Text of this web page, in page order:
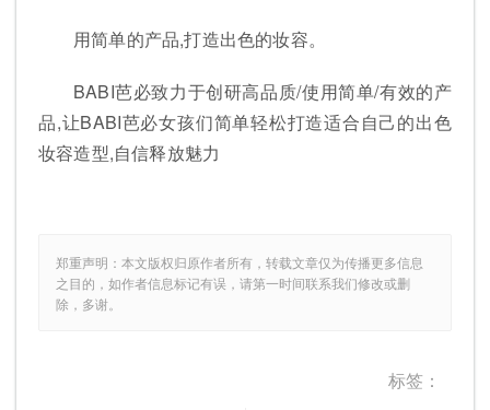
用简单的产品,打造出色的妆容。
BABI芭必致力于创研高品质/使用简单/有效的产
品,让BABI芭必女孩们简单轻松打造适合自己的出色
妆容造型,自信释放魅力
郑重声明：本文版权归原作者所有，转载文章仅为传播更多信息
之目的，如作者信息标记有误，请第一时间联系我们修改或删
除，多谢。
标签：